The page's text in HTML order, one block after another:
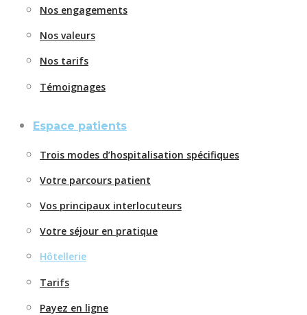
Nos engagements
Nos valeurs
Nos tarifs
Témoignages
Espace patients
Trois modes d’hospitalisation spécifiques
Votre parcours patient
Vos principaux interlocuteurs
Votre séjour en pratique
Hôtellerie
Tarifs
Payez en ligne